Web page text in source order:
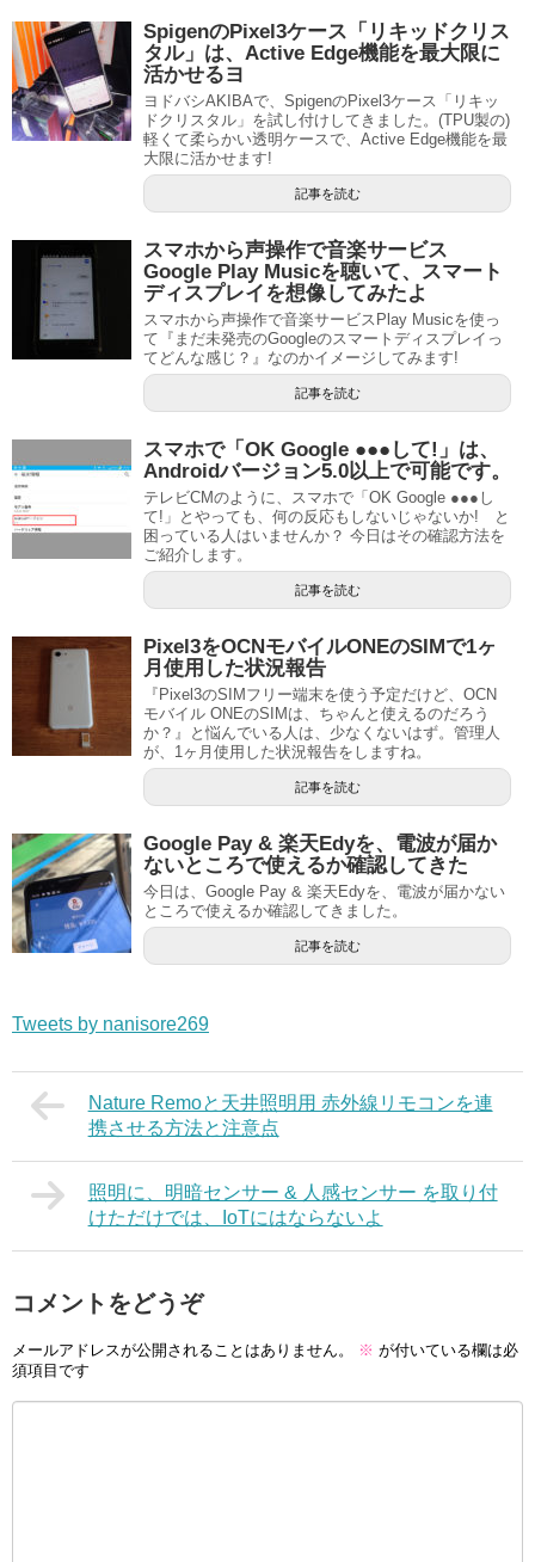
SpigenのPixel3ケース「リキッドクリス
タル」は、Active Edge機能を最大限に
活かせるヨ
ヨドバシAKIBAで、SpigenのPixel3ケース「リキッ
ドクリスタル」を試し付けしてきました。(TPU製の)
軽くて柔らかい透明ケースで、Active Edge機能を最
大限に活かせます!
記事を読む
スマホから声操作で音楽サービス
Google Play Musicを聴いて、スマート
ディスプレイを想像してみたよ
スマホから声操作で音楽サービスPlay Musicを使っ
て『まだ未発売のGoogleのスマートディスプレイっ
てどんな感じ？』なのかイメージしてみます!
記事を読む
スマホで「OK Google ●●●して!」は、
Androidバージョン5.0以上で可能です。
テレビCMのように、スマホで「OK Google ●●●し
て!」とやっても、何の反応もしないじゃないか! と
困っている人はいませんか？ 今日はその確認方法を
ご紹介します。
記事を読む
Pixel3をOCNモバイルONEのSIMで1ヶ
月使用した状況報告
『Pixel3のSIMフリー端末を使う予定だけど、OCN
モバイル ONEのSIMは、ちゃんと使えるのだろう
か？』と悩んでいる人は、少なくないはず。管理人
が、1ヶ月使用した状況報告をしますね。
記事を読む
Google Pay & 楽天Edyを、電波が届か
ないところで使えるか確認してきた
今日は、Google Pay & 楽天Edyを、電波が届かない
ところで使えるか確認してきました。
記事を読む
Tweets by nanisore269
Nature Remoと天井照明用 赤外線リモコンを連
携させる方法と注意点
照明に、明暗センサー & 人感センサー を取り付
けただけでは、IoTにはならないよ
コメントをどうぞ
メールアドレスが公開されることはありません。 ※ が付いている欄は必
須項目です